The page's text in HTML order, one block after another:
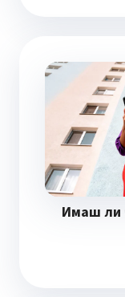
Имаш ли